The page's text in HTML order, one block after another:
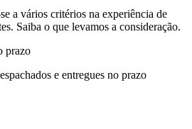
a vários critérios na experiência de
Saiba o que levamos a consideração.
prazo
e entregues no prazo